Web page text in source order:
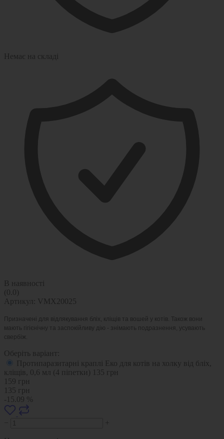
Немає на складі
В наявності
(0.0)
Артикул:
VMX20025
Призначені для відлякування бліх, кліщів та вошей у котів. Також вони
мають гігієнічну та заспокійливу дію - знімають подразнення, усувають
свербіж.
Оберіть варіант:
Протипаразитарні краплі Еко для котів на холку від бліх,
кліщів, 0,6 мл (4 піпетки) 135 грн
159 грн
135 грн
-15.09 %
+